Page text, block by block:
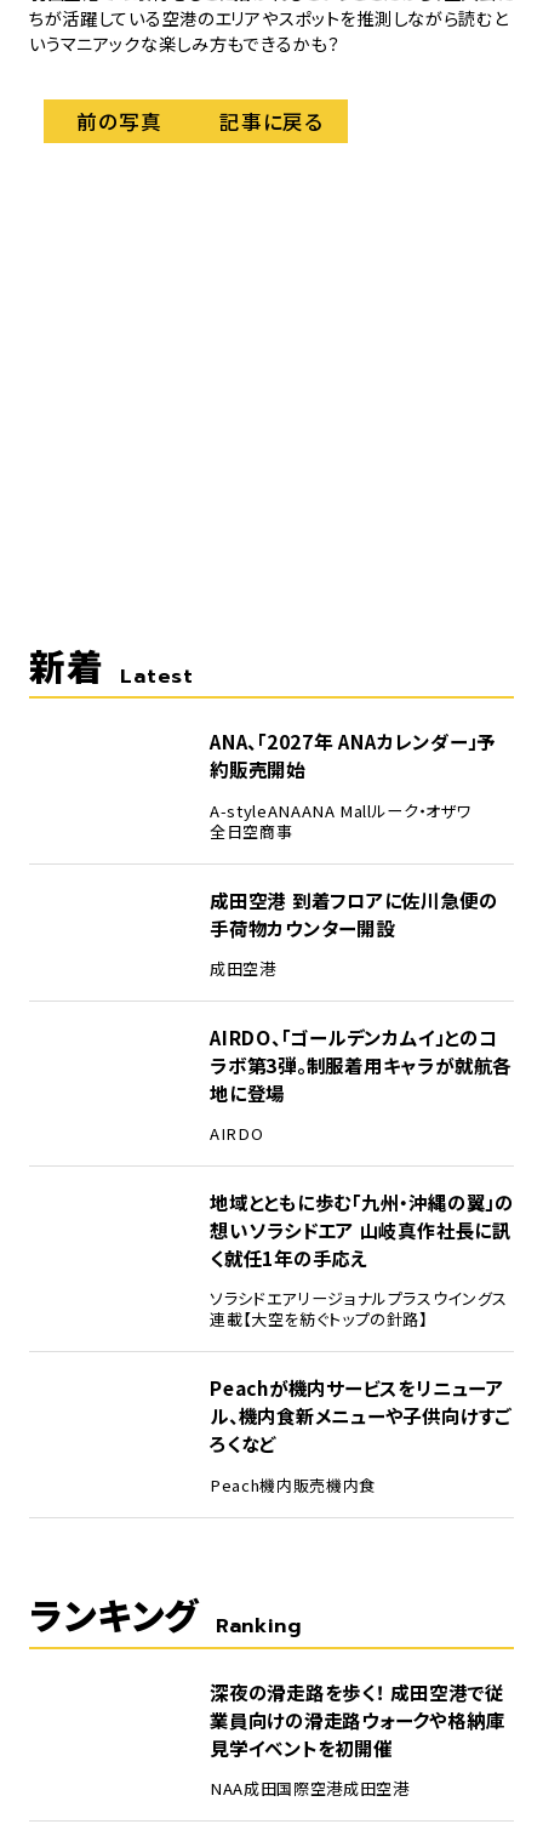
ちが活躍している空港のエリアやスポットを推測しながら読むと
いうマニアックな楽しみ方もできるかも？
前の写真 記事に戻る
新着 Latest
ANA、「2027年 ANAカレンダー」予
約販売開始
A-styleANAANA Mallルーク・オザワ
全日空商事
成田空港 到着フロアに佐川急便の
手荷物カウンター開設
成田空港
AIRDO、「ゴールデンカムイ」とのコ
ラボ第3弾。制服着用キャラが就航各
地に登場
AIRDO
地域とともに歩む「九州・沖縄の翼」の
想い――ソラシドエア 山岐真作社長に訊
く就任1年の手応え
ソラシドエアリージョナルプラスウイングス
連載【大空を紡ぐトップの針路】
Peachが機内サービスをリニューア
ル、機内食新メニューや子供向けすご
ろくなど
Peach機内販売機内食
ランキング Ranking
深夜の滑走路を歩く！ 成田空港で従
業員向けの滑走路ウォークや格納庫
見学イベントを初開催
NAA成田国際空港成田空港